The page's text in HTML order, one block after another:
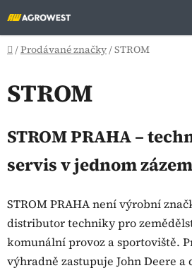
na
obsah
Domů
/Prodávané značky/STROM
STROM
STROM PRAHA –
servis v jednom
STROM PRAHA není výrobní
distributor techniky pro
komunální provoz a sportoviště.
výhradně zastupuje John Deere a